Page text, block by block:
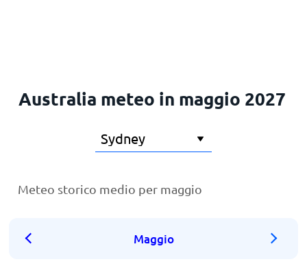
Australia meteo in maggio 2027
Meteo storico medio per maggio
Maggio